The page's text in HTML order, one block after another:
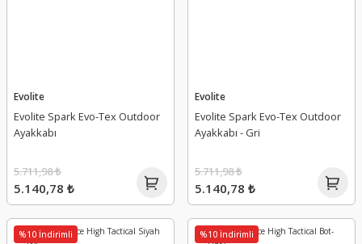
Evolite
Evolite Spark Evo-Tex Outdoor
Ayakkabı
5.140,78 ₺
5.711,98 ₺
Evolite
Evolite Spark Evo-Tex Outdoor
Ayakkabı - Gri
5.140,78 ₺
5.711,98 ₺
%10 İndirimli %10 İndirimli